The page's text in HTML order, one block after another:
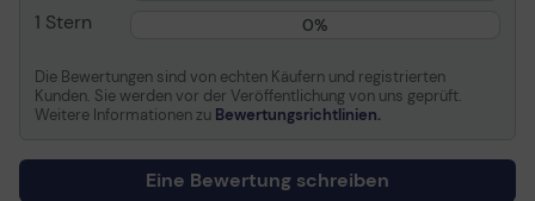
Besonderheiten
Geräuschreduzierung,
Lautstärkenregler,
Tonregler, Schalter für
Stummschaltung
1 Stern 0%
Die Bewertungen sind von echten Käufern und registrierten
Kunden. Sie werden vor der Veröffentlichung von uns geprüft.
Weitere Informationen zu Bewertungsrichtlinien.
Eine Bewertung schreiben